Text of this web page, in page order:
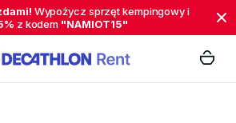
Wypożycz sprzęt kempingowy i
z kodem "NAMIOT15"